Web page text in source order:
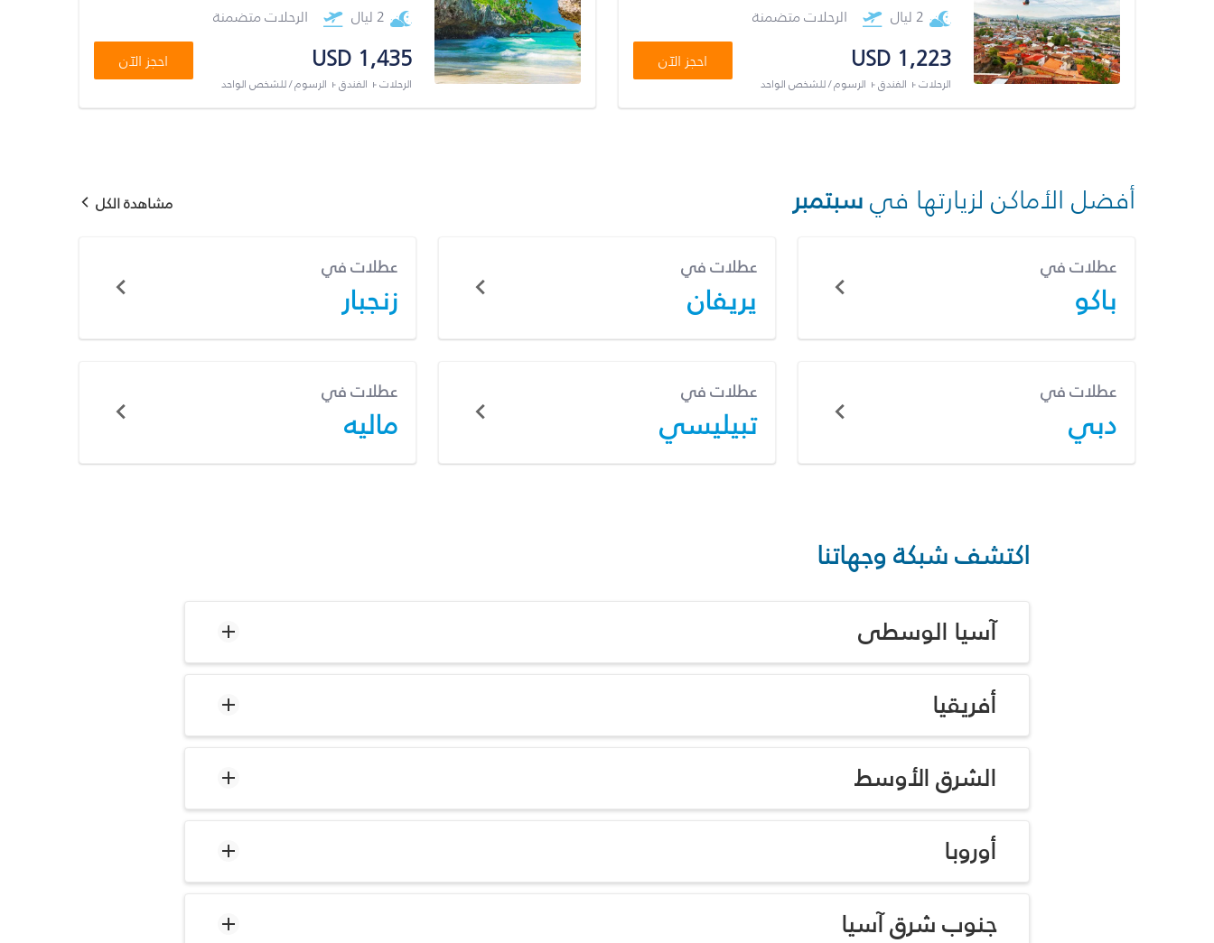
2 ليال الرحلات متضمنة
USD 1,223
الرحلات + الفندق + الرسوم / للشخص الواحد
احجز الآن
2 ليال الرحلات متضمنة
USD 1,435
الرحلات + الفندق + الرسوم / للشخص الواحد
احجز الآن
أفضل الأماكن لزيارتها فيسبتمبر مشاهدة الكل
عطلات في
باكو
عطلات في
يريفان
عطلات في
زنجبار
عطلات في
دبي
عطلات في
تبيليسي
عطلات في
ماليه
اكتشف شبكة وجهاتنا
آسيا الوسطى
أفريقيا
الشرق الأوسط
أوروبا
جنوب شرق آسيا